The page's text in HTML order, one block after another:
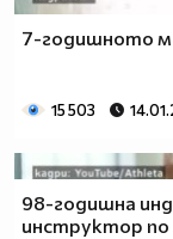
7-годишното
15 503
98-годишна
инструктор по